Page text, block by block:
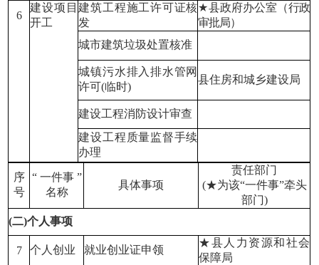
6
建设项目
开工
建筑工程施工许可证核
发
★县政府办公室（行政
审批局）
城市建筑垃圾处置核准
城镇污水排入排水管网
许可(临时)
县住房和城乡建设局
建设工程消防设计审查
建设工程质量监督手续
办理
序
号
“ 一件事 ”
名称
具体事项
责任部门
(★为该“一件事”牵头
部门)
(二)个人事项
7 个人创业 就业创业证申领
★县人力资源和社会
保障局